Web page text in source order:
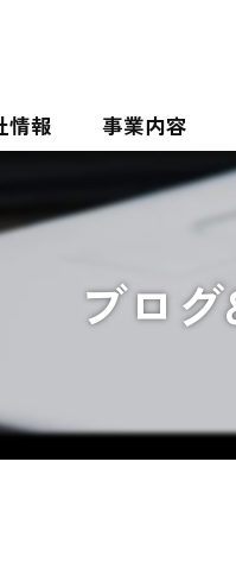
情報 事業内容
施工
ブロ